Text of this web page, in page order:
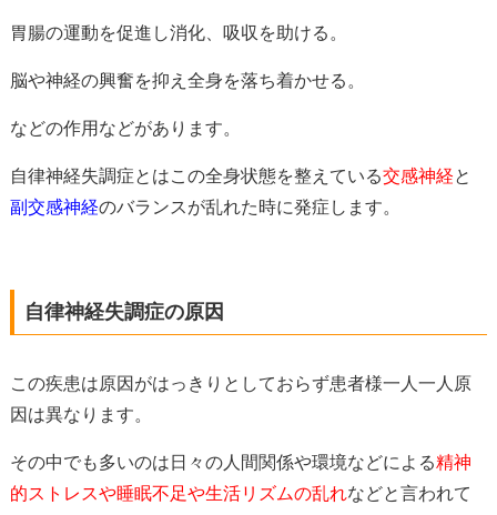
胃腸の運動を促進し消化、吸収を助ける。
脳や神経の興奮を抑え全身を落ち着かせる。
などの作用などがあります。
自律神経失調症とはこの全身状態を整えている交感神経と
副交感神経のバランスが乱れた時に発症します。
自律神経失調症の原因
この疾患は原因がはっきりとしておらず患者様一人一人原
因は異なります。
その中でも多いのは日々の人間関係や環境などによる精神
的ストレスや睡眠不足や生活リズムの乱れなどと言われて